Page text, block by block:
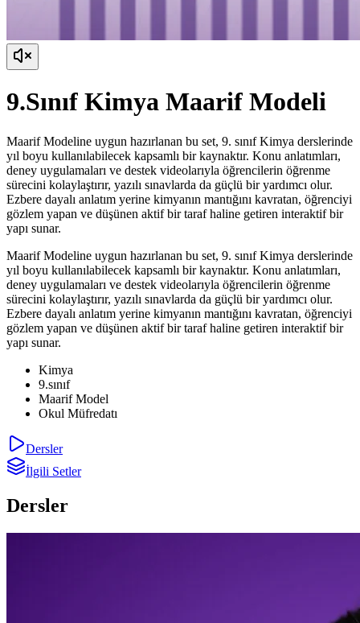
9.Sınıf Kimya Maarif Modeli
Maarif Modeline uygun hazırlanan bu set, 9. sınıf Kimya derslerinde
yıl boyu kullanılabilecek kapsamlı bir kaynaktır. Konu anlatımları,
deney uygulamaları ve destek videolarıyla öğrencilerin öğrenme
sürecini kolaylaştırır, yazılı sınavlarda da güçlü bir yardımcı olur.
Ezbere dayalı anlatım yerine kimyanın mantığını kavratan, öğrenciyi
gözlem yapan ve düşünen aktif bir taraf haline getiren interaktif bir
yapı sunar.
Maarif Modeline uygun hazırlanan bu set, 9. sınıf Kimya derslerinde
yıl boyu kullanılabilecek kapsamlı bir kaynaktır. Konu anlatımları,
deney uygulamaları ve destek videolarıyla öğrencilerin öğrenme
sürecini kolaylaştırır, yazılı sınavlarda da güçlü bir yardımcı olur.
Ezbere dayalı anlatım yerine kimyanın mantığını kavratan, öğrenciyi
gözlem yapan ve düşünen aktif bir taraf haline getiren interaktif bir
yapı sunar.
Kimya
9.sınıf
Maarif Model
Okul Müfredatı
Dersler
İlgili Setler
Dersler